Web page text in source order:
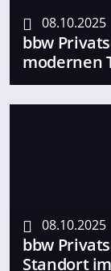
08.10.2025
bbw
modernen
08.10.2025
bbw
Standort